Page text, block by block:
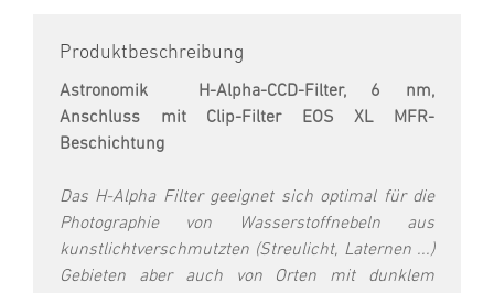
Produktbeschreibung
Astronomik H-Alpha-CCD-Filter, 6 nm,
Anschluss mit Clip-Filter EOS XL MFR-
Beschichtung
Das H-Alpha Filter geeignet sich optimal für die
Photographie von Wasserstoffnebeln aus
kunstlichtverschmutzten (Streulicht, Laternen ...)
Gebieten aber auch von Orten mit dunklem